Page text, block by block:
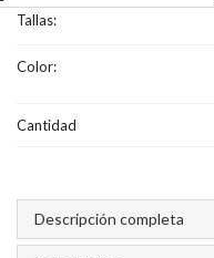
Descripción completa
Tallas:
Color:
Cantidad